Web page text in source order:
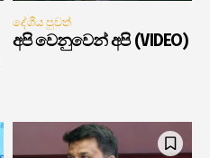
දේශීය පුවත්
අපි වෙනුවෙන් අපි (VIDEO)